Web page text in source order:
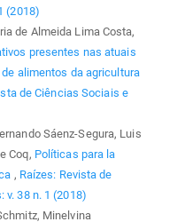
(2018)
de Almeida Lima Costa,
presentes nas atuais
alimentos da agricultura
de Ciências Sociais e
Sáenz-Segura, Luis
Coq, Políticas para la
, Raízes: Revista de
v. 38 n. 1 (2018)
Minelvina